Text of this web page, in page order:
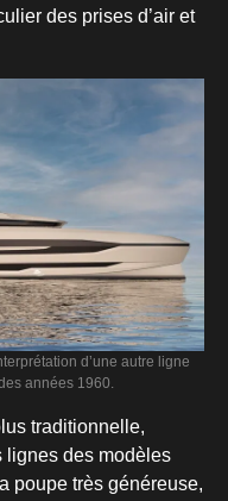
des prises d’air et
d’une autre ligne
années 1960.
traditionnelle,
lignes des modèles
poupe très généreuse,